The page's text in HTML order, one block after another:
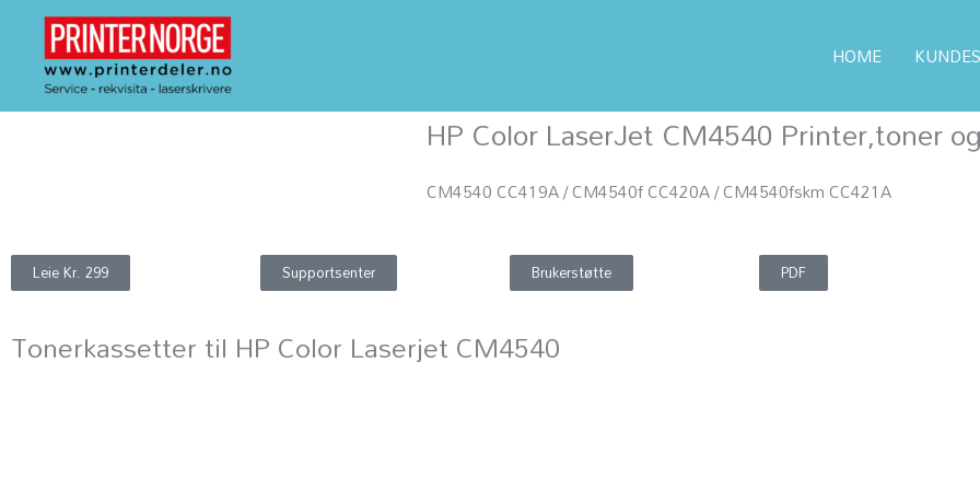
innholdet
HOME
HP Toner til bedrift – Lav pris & Rask levering | Printerdeler / HP Color
HP Color LaserJet CM4540 Printer,toner
CM4540 CC419A / CM4540f CC420A / CM4540fskm CC421A
Leie Kr. 299 Supportsenter Brukerstøtte PDF
Tonerkassetter til HP Color Laserjet CM4540